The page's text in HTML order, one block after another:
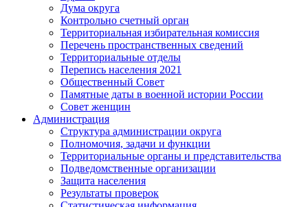
Дума округа
Контрольно счетный орган
Территориальная избирательная комиссия
Перечень пространственных сведений
Территориальные отделы
Перепись населения 2021
Общественный Совет
Памятные даты в военной истории России
Совет женщин
Администрация
Структура администрации округа
Полномочия, задачи и функции
Территориальные органы и представительства
Подведомственные организации
Защита населения
Результаты проверок